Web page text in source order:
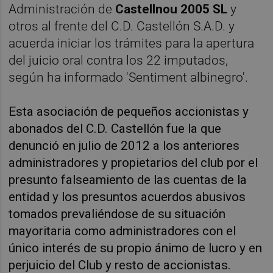
Administración de Castellnou 2005 SL y
otros al frente del C.D. Castellón S.A.D. y
acuerda iniciar los trámites para la apertura
del juicio oral contra los 22 imputados,
según ha informado 'Sentiment albinegro'.
Esta asociación de pequeños accionistas y
abonados del C.D. Castellón fue la que
denunció en julio de 2012 a los anteriores
administradores y propietarios del club por el
presunto falseamiento de las cuentas de la
entidad y los presuntos acuerdos abusivos
tomados prevaliéndose de su situación
mayoritaria como administradores con el
único interés de su propio ánimo de lucro y en
perjuicio del Club y resto de accionistas.